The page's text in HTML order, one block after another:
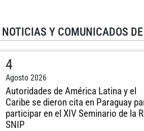
NOTICIAS Y COMUNICADOS
4
Agosto 2026
Autoridades de América Latina y el
Caribe se dieron cita en Paraguay
participar en el XIV Seminario de la
SNIP